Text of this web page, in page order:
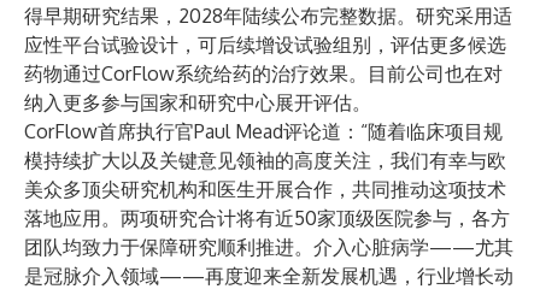
得早期研究结果，2028年陆续公布完整数据。研究采用适
应性平台试验设计，可后续增设试验组别，评估更多候选
药物通过CorFlow系统给药的治疗效果。目前公司也在对
纳入更多参与国家和研究中心展开评估。
CorFlow首席执行官Paul Mead评论道：“随着临床项目规
模持续扩大以及关键意见领袖的高度关注，我们有幸与欧
美众多顶尖研究机构和医生开展合作，共同推动这项技术
落地应用。两项研究合计将有近50家顶级医院参与，各方
团队均致力于保障研究顺利推进。介入心脏病学——尤其
是冠脉介入领域——再度迎来全新发展机遇，行业增长动